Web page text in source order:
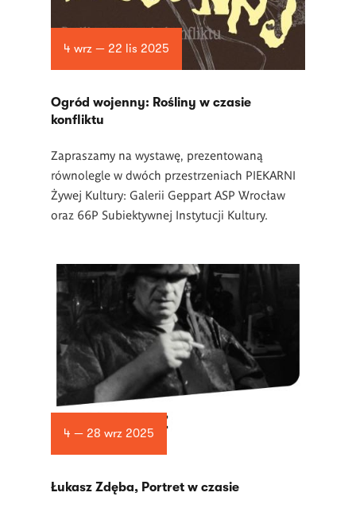
4 wrz — 22 lis 2025
Ogród wojenny: Rośliny w czasie
konfliktu
Zapraszamy na wystawę, prezentowaną
równolegle w dwóch przestrzeniach PIEKARNI
Żywej Kultury: Galerii Geppart ASP Wrocław
oraz 66P Subiektywnej Instytucji Kultury.
4 — 28 wrz 2025
Łukasz Zdęba, Portret w czasie